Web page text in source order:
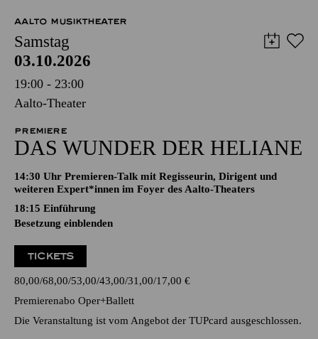
AALTO MUSIKTHEATER
Samstag
03.10.2026
19:00 - 23:00
Aalto-Theater
PREMIERE
DAS WUNDER DER HELIANE
14:30 Uhr Premieren-Talk mit Regisseurin, Dirigent und
weiteren Expert*innen im Foyer des Aalto-Theaters
18:15 Einführung
Besetzung einblenden
TICKETS
80,00 68,00 53,00 43,00 31,00 17,00 €
Premierenabo Oper+Ballett
Die Veranstaltung ist vom Angebot der TUPcard ausgeschlossen.